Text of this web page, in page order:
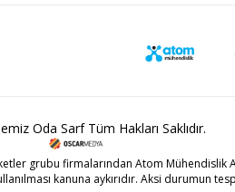
Oda Sarf Tüm Hakları Saklıdır.
grubu firmalarından Atom Mühendislik
kanuna aykırıdır. Aksi durumun